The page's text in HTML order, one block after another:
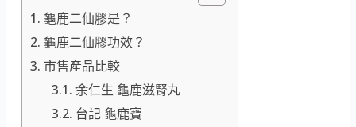
龜鹿二仙膠是？
龜鹿二仙膠功效？
市售產品比較
余仁生 龜鹿滋腎丸
台記 龜鹿寶